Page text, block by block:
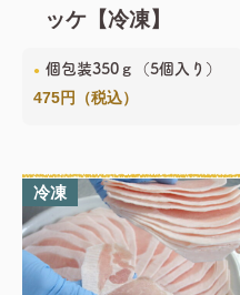
ッケ【冷凍】
個包装350ｇ（5個入り）
475円（税込）
冷凍